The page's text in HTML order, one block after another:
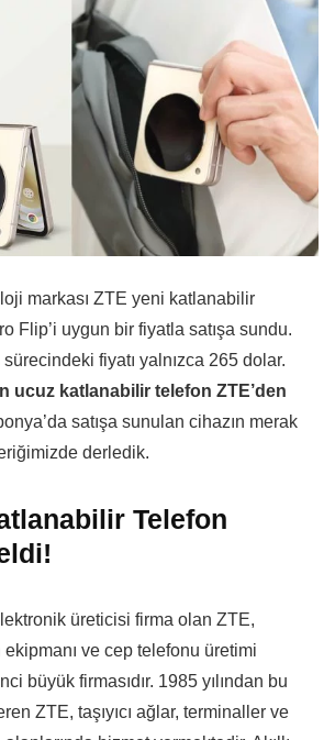
markası ZTE yeni katlanabilir
Flip’i uygun bir fiyatla satışa sundu.
fiyatı yalnızca 265 dolar.
ucuz katlanabilir telefon ZTE’den
satışa sunulan cihazın merak
derledik.
Telefon
üreticisi firma olan ZTE,
ve cep telefonu üretimi
büyük firmasıdır. 1985 yılından bu
ZTE, taşıyıcı ağlar, terminaller ve